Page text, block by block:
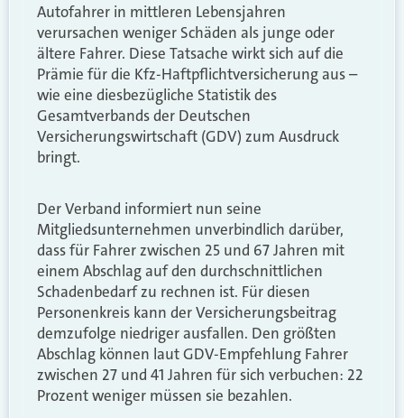
Autofahrer in mittleren Lebensjahren
verursachen weniger Schäden als junge oder
ältere Fahrer. Diese Tatsache wirkt sich auf die
Prämie für die Kfz-Haftpflichtversicherung aus –
wie eine diesbezügliche Statistik des
Gesamtverbands der Deutschen
Versicherungswirtschaft (GDV) zum Ausdruck
bringt.
Der Verband informiert nun seine
Mitgliedsunternehmen unverbindlich darüber,
dass für Fahrer zwischen 25 und 67 Jahren mit
einem Abschlag auf den durchschnittlichen
Schadenbedarf zu rechnen ist. Für diesen
Personenkreis kann der Versicherungsbeitrag
demzufolge niedriger ausfallen. Den größten
Abschlag können laut GDV-Empfehlung Fahrer
zwischen 27 und 41 Jahren für sich verbuchen: 22
Prozent weniger müssen sie bezahlen.